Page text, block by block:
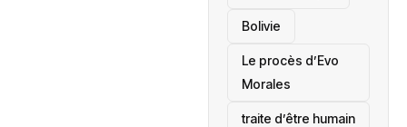
‎Bolivie
Le procès d’Evo
Morales
traite d’être humain